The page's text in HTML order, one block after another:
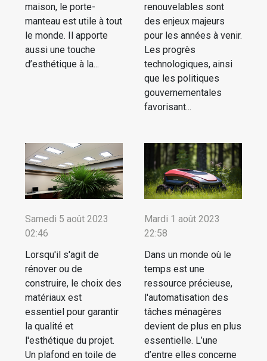
maison, le porte-
manteau est utile à tout
le monde. Il apporte
aussi une touche
d’esthétique à la...
renouvelables sont
des enjeux majeurs
pour les années à venir.
Les progrès
technologiques, ainsi
que les politiques
gouvernementales
favorisant...
Samedi 5 août 2023
02:46
Lorsqu'il s'agit de
rénover ou de
construire, le choix des
matériaux est
essentiel pour garantir
la qualité et
l'esthétique du projet.
Un plafond en toile de
Mardi 1 août 2023
22:58
Dans un monde où le
temps est une
ressource précieuse,
l'automatisation des
tâches ménagères
devient de plus en plus
essentielle. L’une
d’entre elles concerne